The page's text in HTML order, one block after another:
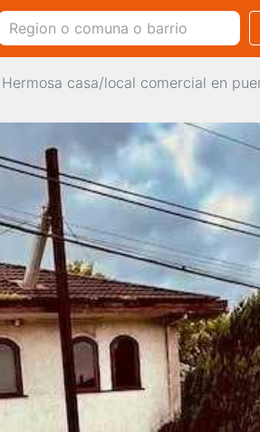
casa/local comercial en